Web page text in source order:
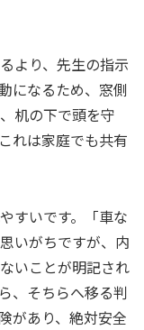
より、先生の指示
になるため、窓側
机の下で頭を守
れは家庭でも共有
すいです。「車な
いがちですが、内
いことが明記され
、そちらへ移る判
があり、絶対安全